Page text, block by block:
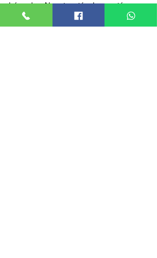
húmedos. Nuestros técnicos están
capacitados para identificar y
solucionar cualquier problema causado